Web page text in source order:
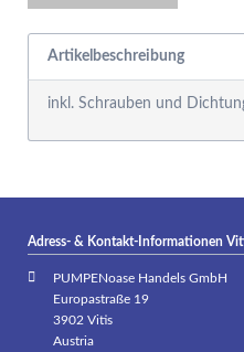
Artikelbeschreibung
inkl. Schrauben und
Adress- & Kontakt-Informationen
PUMPENoase Handels GmbH
Europastraße 19
3902 Vitis
Austria